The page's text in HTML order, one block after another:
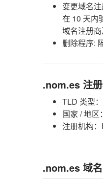
变更域名
在 10 天内
域名注册商
删除程序:
.nom.es 注
TLD 类型
国家 / 地区
注册机构
.nom.es 域